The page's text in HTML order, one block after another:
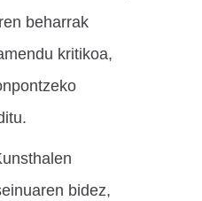
beharrak
kritikoa,
bidez,